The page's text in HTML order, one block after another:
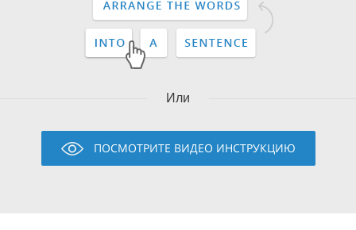
Или
ПОСМОТРИТЕ ВИДЕО ИНСТРУКЦИЮ